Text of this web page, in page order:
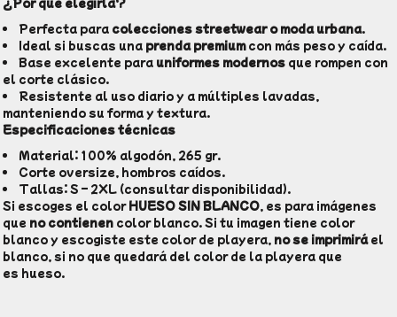
Perfecta para colecciones streetwear o moda urbana.
Ideal si buscas una prenda premiumcon más peso y caída.
Base excelente para uniformes modernos que rompen con
el corte clásico.
Resistente al uso diario y a múltiples lavadas,
manteniendo su forma y textura.
Especificaciones técnicas
Material: 100% algodón, 265 gr.
Corte oversize, hombros caídos.
Tallas: S – 2XL (consultar disponibilidad).
Si escoges el colorHUESO SIN BLANCO , es para imágenes
que no contienen color blanco. Si tu imagen tiene color
blanco y escogiste este color de playera, no se imprimiráel
blanco, si no que quedará del color de la playera que
es hueso.